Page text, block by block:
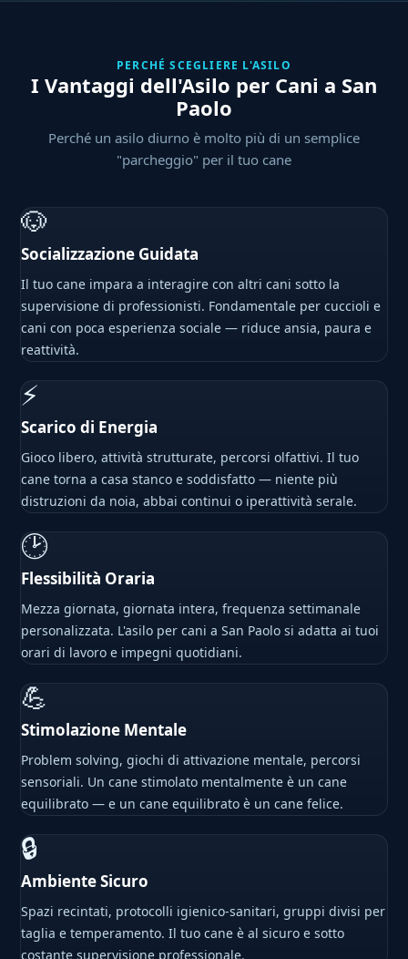
PERCHÉ SCEGLIERE L'ASILO
I Vantaggi dell'Asilo per Cani a San
Paolo
Perché un asilo diurno è molto più di un semplice
"parcheggio" per il tuo cane
🐶
Socializzazione Guidata
Il tuo cane impara a interagire con altri cani sotto la
supervisione di professionisti. Fondamentale per cuccioli e
cani con poca esperienza sociale — riduce ansia, paura e
reattività.
⚡
Scarico di Energia
Gioco libero, attività strutturate, percorsi olfattivi. Il tuo
cane torna a casa stanco e soddisfatto — niente più
distruzioni da noia, abbai continui o iperattività serale.
🕑
Flessibilità Oraria
Mezza giornata, giornata intera, frequenza settimanale
personalizzata. L'asilo per cani a San Paolo si adatta ai tuoi
orari di lavoro e impegni quotidiani.
💪
Stimolazione Mentale
Problem solving, giochi di attivazione mentale, percorsi
sensoriali. Un cane stimolato mentalmente è un cane
equilibrato — e un cane equilibrato è un cane felice.
🔒
Ambiente Sicuro
Spazi recintati, protocolli igienico-sanitari, gruppi divisi per
taglia e temperamento. Il tuo cane è al sicuro e sotto
costante supervisione professionale.